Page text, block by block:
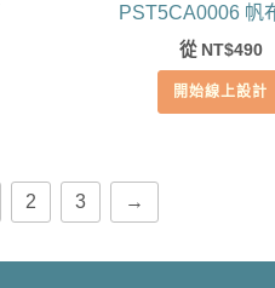
PST5CA0006 帆
從 NT$490
開始線上設計
2 3 →